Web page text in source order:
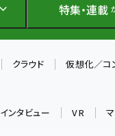
特集・連載
クラウド 仮想化／コ
インタビュー VR